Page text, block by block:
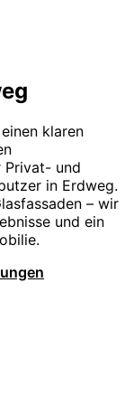
klaren
Privat- und
in Erdweg.
– wir
und ein